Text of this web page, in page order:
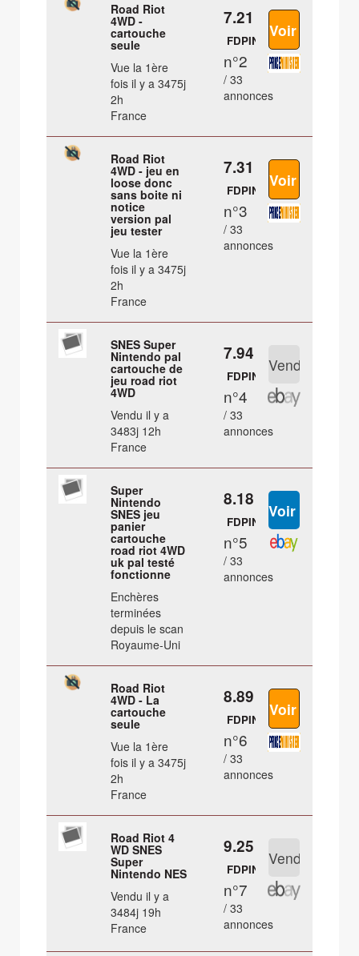
Road Riot
4WD -
cartouche
seule
Vue la 1ère
fois il y a 3475j
2h
France
7.21 €
FDPIN
n°2
/ 33
annonces
Road Riot
4WD - jeu en
loose donc
sans boite ni
notice
version pal
jeu tester
Vue la 1ère
fois il y a 3475j
2h
France
7.31 €
FDPIN
n°3
/ 33
annonces
SNES Super
Nintendo pal
cartouche de
jeu road riot
4WD
Vendu il y a
3483j 12h
France
7.94 €
FDPIN
n°4
/ 33
annonces
Super
Nintendo
SNES jeu
panier
cartouche
road riot 4WD
uk pal testé
fonctionne
Enchères
terminées
depuis le scan
Royaume-Uni
8.18 €
FDPIN
n°5
/ 33
annonces
Road Riot
4WD - La
cartouche
seule
Vue la 1ère
fois il y a 3475j
2h
France
8.89 €
FDPIN
n°6
/ 33
annonces
Road Riot 4
WD SNES
Super
Nintendo NES
Vendu il y a
3484j 19h
France
9.25 €
FDPIN
n°7
/ 33
annonces